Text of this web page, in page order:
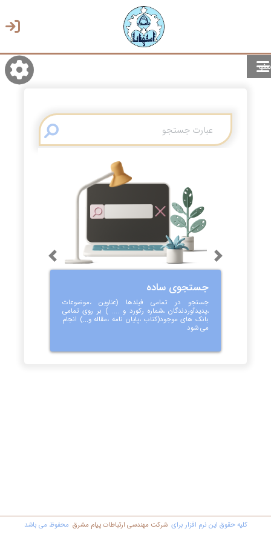
منو
انتخاب زبان
جستجوی ساده
جستجو در تمامی فیلدها (عناوین ،موضوعات
،پدیدآوردندگان ،شماره رکورد و .... ) بر روی تمامی
بانک های موجود(کتاب ،پایان نامه ،مقاله و...) انجام
می شود
Previous Next
کليه حقوق اين نرم افزار برای شرکت مهندسي ارتباطات پیام مشرق محفوظ مي باشد